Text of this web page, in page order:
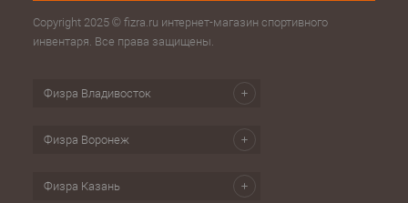
Copyright 2025 © fizra.ru интернет-магазин спортивного
инвентаря. Все права защищены.
Физра Владивосток
Физра Воронеж
Физра Казань